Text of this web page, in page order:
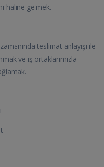
haline gelmek.
teslimat anlayışı ile
ve iş ortaklarımızla